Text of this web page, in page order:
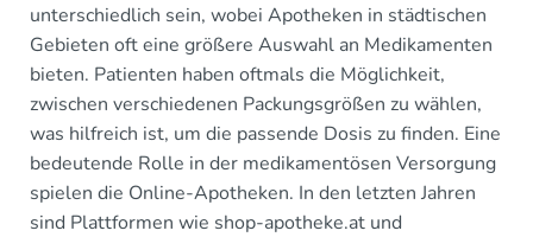
unterschiedlich sein, wobei Apotheken in städtischen
Gebieten oft eine größere Auswahl an Medikamenten
bieten. Patienten haben oftmals die Möglichkeit,
zwischen verschiedenen Packungsgrößen zu wählen,
was hilfreich ist, um die passende Dosis zu finden. Eine
bedeutende Rolle in der medikamentösen Versorgung
spielen die Online-Apotheken. In den letzten Jahren
sind Plattformen wie shop-apotheke.at und